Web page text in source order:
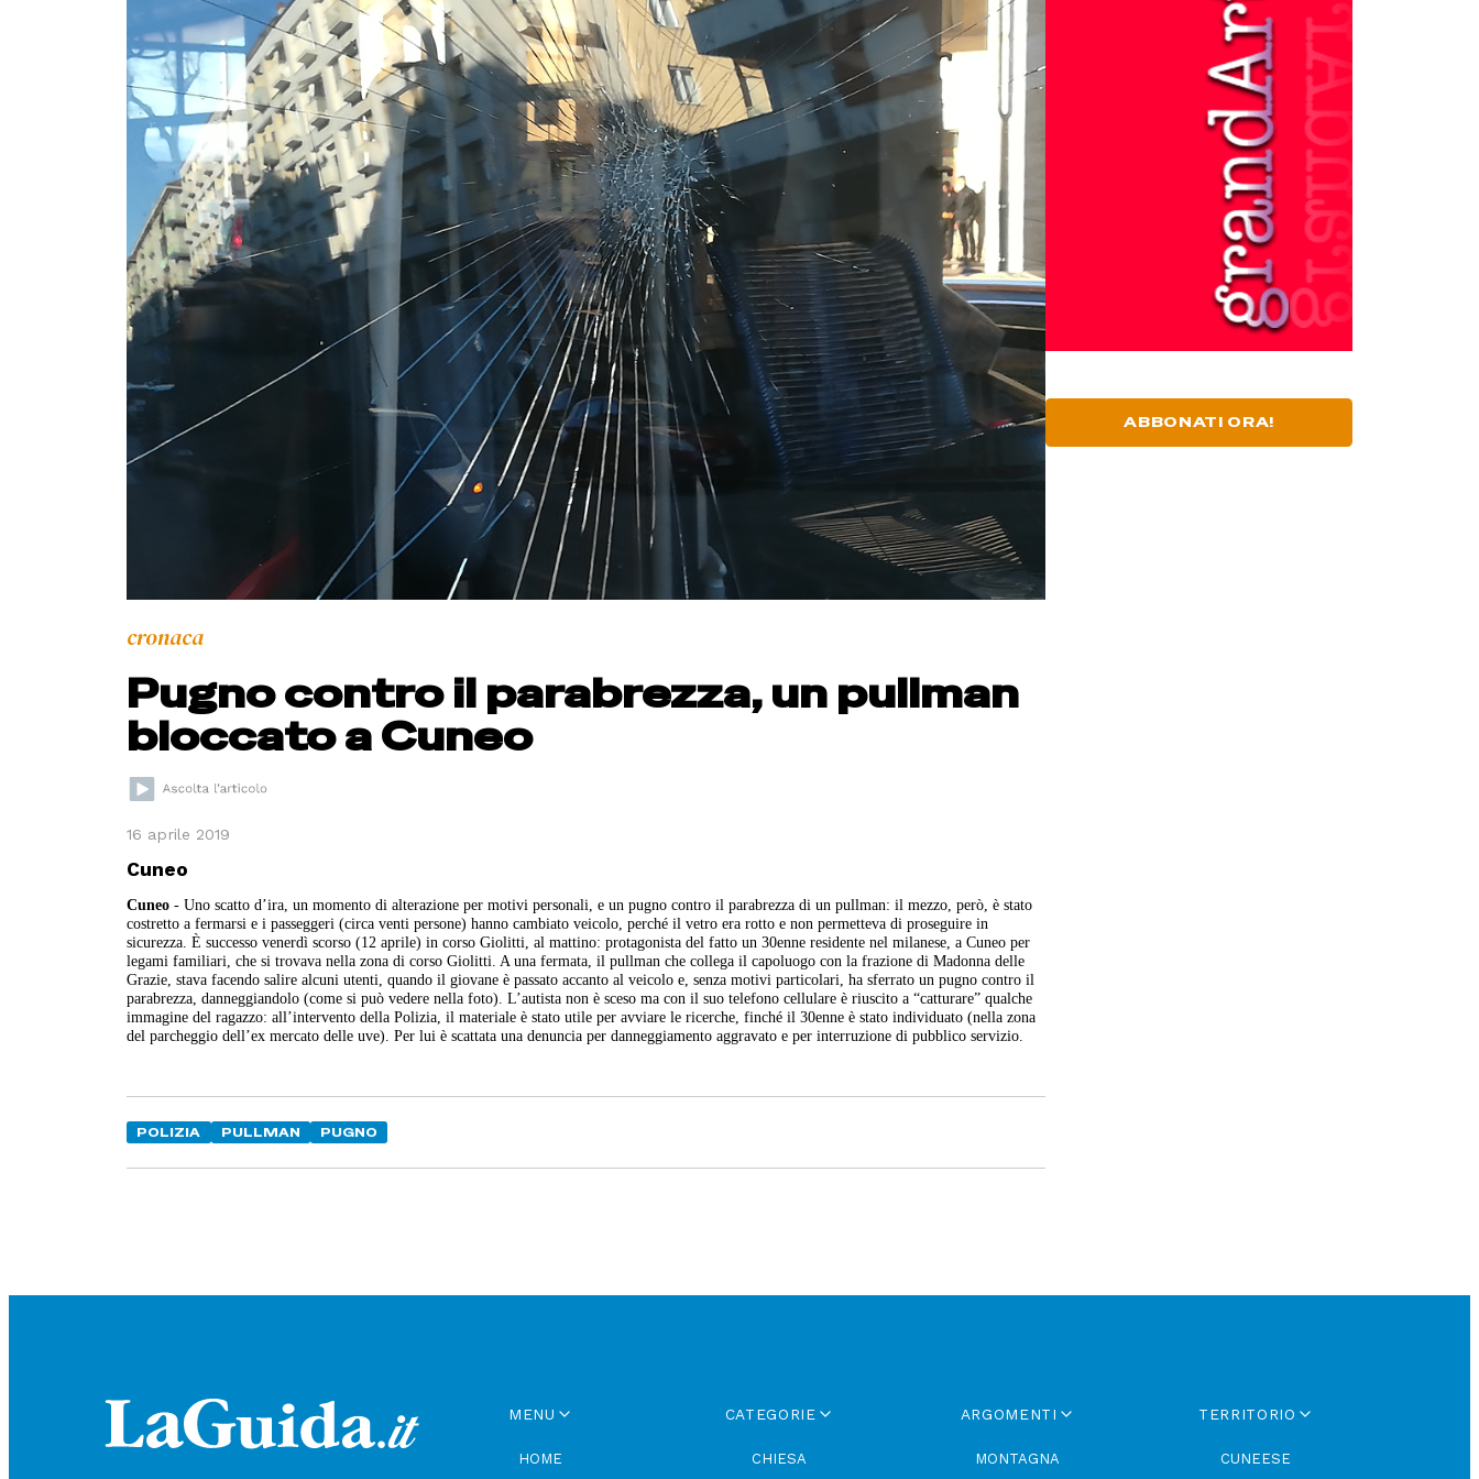
cronaca
Pugno contro il parabrezza, un pullman
bloccato a Cuneo
16 aprile 2019
Cuneo
Cuneo - Uno scatto d’ira, un momento di alterazione per motivi personali, e un pugno contro il parabrezza di un pullman: il mezzo, però, è stato
costretto a fermarsi e i passeggeri (circa venti persone) hanno cambiato veicolo, perché il vetro era rotto e non permetteva di proseguire in
sicurezza. È successo venerdì scorso (12 aprile) in corso Giolitti, al mattino: protagonista del fatto un 30enne residente nel milanese, a Cuneo per
legami familiari, che si trovava nella zona di corso Giolitti. A una fermata, il pullman che collega il capoluogo con la frazione di Madonna delle
Grazie, stava facendo salire alcuni utenti, quando il giovane è passato accanto al veicolo e, senza motivi particolari, ha sferrato un pugno contro il
parabrezza, danneggiandolo (come si può vedere nella foto). L’autista non è sceso ma con il suo telefono cellulare è riuscito a “catturare” qualche
immagine del ragazzo: all’intervento della Polizia, il materiale è stato utile per avviare le ricerche, finché il 30enne è stato individuato (nella zona
del parcheggio dell’ex mercato delle uve). Per lui è scattata una denuncia per danneggiamento aggravato e per interruzione di pubblico servizio.
POLIZIA PULLMAN PUGNO
ABBONATI ORA!
MENU
HOME
CATEGORIE
CHIESA
ARGOMENTI
MONTAGNA
TERRITORIO
CUNEESE